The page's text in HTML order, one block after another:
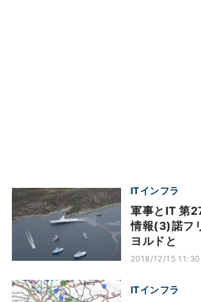
ITインフラ
軍事とIT 第
情報(3)諾フ
ヨルドと
2018/12/15 11:30
ITインフラ